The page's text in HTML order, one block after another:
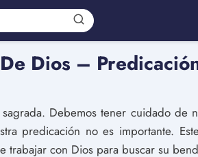
Dios –
Debemos tener cuidado
predicación no es importante.
trabajar con Dios para buscar su